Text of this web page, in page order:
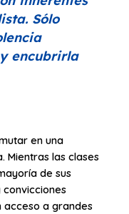
Sólo
encubrirla
en una
Mientras las clases
de sus
acceso a grandes